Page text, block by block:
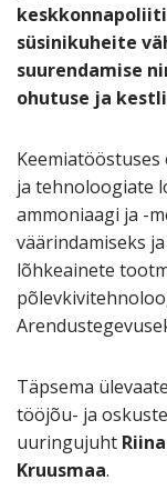
süsinikuheite
suurendamise
ohutuse ja
ja tehnoloogiate
ammoniaagi ja -
väärindamiseks
lõhkeainete
Täpsema
tööjõu- ja
uuringujuht
Kruusmaa.